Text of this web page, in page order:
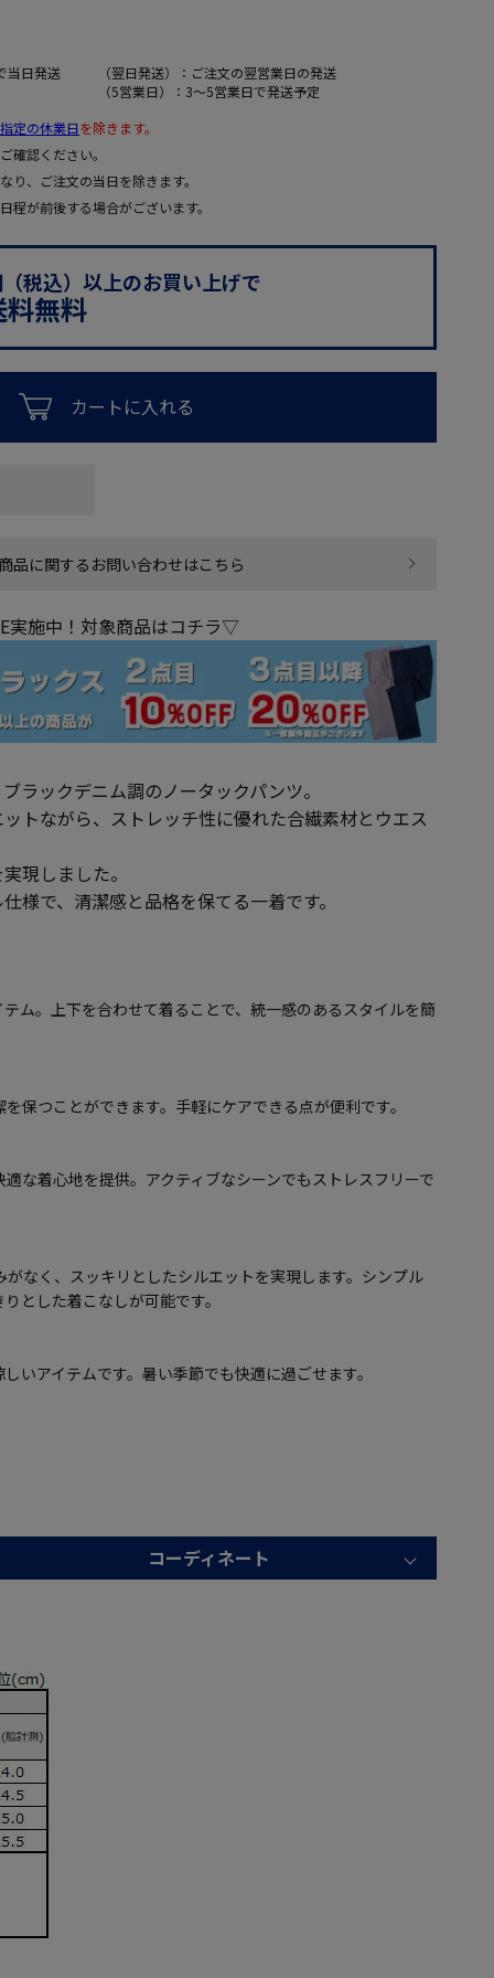
当日発送
（翌日発送）：ご注文の翌営業日の発送
（5営業日）：3～5営業日で発送予定
定の休業日を除きます。
確認ください。
、ご注文の当日を除きます。
が前後する場合がございます。
税込）以上のお買い上げで
無料
カートに入れる
品に関するお問い合わせはこちら
実施中！対象商品はコチラ▽
ラックデニム調のノータックパンツ。
トながら、ストレッチ性に優れた合繊素材とウエス
現しました。
様で、清潔感と品格を保てる一着です。
ム。上下を合わせて着ることで、統一感のあるスタイルを簡
保つことができます。手軽にケアできる点が便利です。
な着心地を提供。アクティブなシーンでもストレスフリーで
なく、スッキリとしたシルエットを実現します。シンプル
とした着こなしが可能です。
いアイテムです。暑い季節でも快適に過ごせます。
コーディネート